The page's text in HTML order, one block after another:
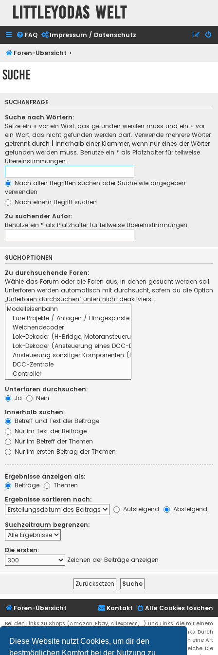
Diese Website nutzt Cookies, um dir den
bestmöglichen Komfort bei der Nutzung zu
Littleyodas Welt
FAQ Impressum / Datenschutz
Foren-Übersicht
Suche
SUCHANFRAGE
Suche nach Wörtern:
Setze ein + vor ein Wort, das gefunden werden muss und ein - vor
ein Wort, das nicht gefunden werden darf. Verwende mehrere Wörter
getrennt durch
innerhalb einer Klammer, wenn nur eines der Wörter
gefunden werden muss. Benutze ein * als Platzhalter für teilweise
Übereinstimmungen.
Nach allen Begriffen suchen oder Suche wie angegeben
verwenden
Nach einem Begriff suchen
Zu suchender Autor:
Benutze ein * als Platzhalter für teilweise Übereinstimmungen.
SUCHOPTIONEN
Zu durchsuchende Foren:
Wähle das Forum oder die Foren aus, in denen gesucht werden soll.
Unterforen werden automatisch mit durchsucht, sofern du die Option
„Unterforen durchsuchen“ unten nicht deaktivierst.
Unterforen durchsuchen:
Ja
Nein
Innerhalb suchen:
Betreff und Text der Beiträge
Nur im Text der Beiträge
Nur im Betreff der Themen
Nur im ersten Beitrag der Themen
Ergebnisse anzeigen als:
Beiträge
Themen
Ergebnisse sortieren nach:
Aufsteigend
Absteigend
Suchzeitraum begrenzen:
Die ersten:
Zeichen der Beiträge anzeigen
Foren-Übersicht Alle Cookies löschen
Kontakt
Bei den Links zu Shops (Amazon, Ebay, Aliexpress, ...) und Links, die mit einem
Stern (*) markiert sind, kann es sich um sogenannte Affiliate Links. Durch
den Kauf eines Produktes über einen Affiliate Link erhälte ich eine Art
Umsatzbeteiligung gutgeschrieben. Für euch bleibt der Preis der gleiche. Die